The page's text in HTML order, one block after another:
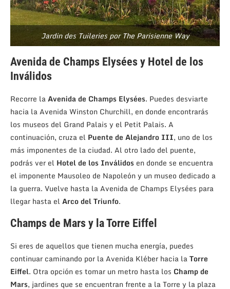
Jardin des Tuileries por The Parisienne Way
Avenida de Champs Elysées y Hotel de los
Inválidos
Recorre laAvenida de Champs Elysées. Puedes desviarte
hacia la Avenida Winston Churchill, en donde encontrarás
los museos del Grand Palais y el Petit Palais. A
continuación, cruza el Puente de Alejandro III, uno de los
más imponentes de la ciudad. Al otro lado del puente,
podrás ver el Hotel de los Inválidos en donde se encuentra
el imponente Mausoleo de Napoleón y un museo dedicado a
la guerra. Vuelve hasta la Avenida de Champs Elysées para
llegar hasta el Arco del Triunfo.
Champs de Mars y la Torre Eiffel
Si eres de aquellos que tienen mucha energía, puedes
continuar caminando por la Avenida Kléber hacia laTorre
Eiffel. Otra opción es tomar un metro hasta los Champ de
Mars, jardines que se encuentran frente a la Torre y la plaza